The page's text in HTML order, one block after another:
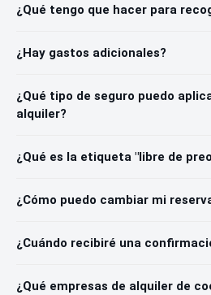
¿Qué tengo que hacer para
¿Hay gastos adicionales?
¿Qué tipo de seguro puedo
alquiler?
¿Qué es la etiqueta "libre de
¿Cómo puedo cambiar mi
¿Cuándo recibiré una
¿Qué empresas de alquiler de